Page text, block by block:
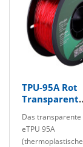
TPU-95A Rot
Transparent
Filament
1Kg eSun
Das transparente
eTPU 95A